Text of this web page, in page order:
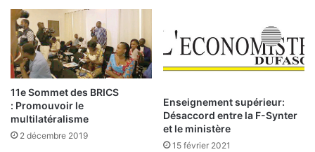
c
u
l
t
u
r
e
,
e
l
a
r
e
c
h
11e Sommet des BRICS
: Promouvoir le
multilatéralisme
2 décembre 2019
Enseignement supérieur:
Désaccord entre la F-Synter
et le ministère
15 février 2021